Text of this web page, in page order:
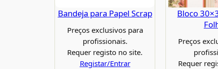
Bandeja para Papel Scrap
Preços exclusivos para
profissionais.
Requer registo no site.
Registar/Entrar
Bloco
Preços
Requer